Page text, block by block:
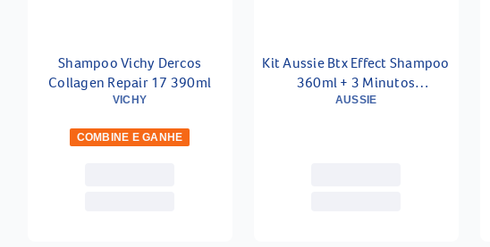
Shampoo Vichy Dercos
Collagen Repair 17 390ml
VICHY
COMBINE E GANHE
Kit Aussie Btx Effect Shampoo
360ml + 3 Minutos
Milagrosos 236ml
AUSSIE